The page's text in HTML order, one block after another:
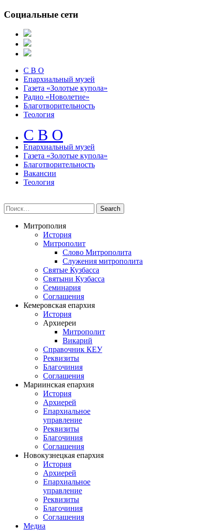
Социальные сети
С В О
Епархиальный музей
Газета «Золотые купола»
Радио «Новолетие»
Благотворительность
Теология
С В О
Епархиальный музeй
Газета «Золотые купола»
Благотворительность
Вакансии
Теология
Митрополия
История
Митрополит
Слово Митрополита
Служения митрополита
Святые Кузбасса
Святыни Кузбасса
Семинария
Соглашения
Кемеровская епархия
История
Архиереи
Митрополит
Викарий
Справочник КЕУ
Реквизиты
Благочиния
Соглашения
Мариинская епархия
История
Архиерей
Епархиальное
управление
Реквизиты
Благочиния
Соглашения
Новокузнецкая епархия
История
Архиерей
Епархиальное
управление
Реквизиты
Благочиния
Соглашения
Медиа